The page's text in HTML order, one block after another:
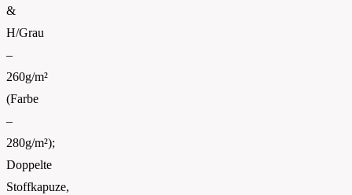
&
H/Grau
–
260g/m²
(Farbe
–
280g/m²);
Doppelte
Stoffkapuze,